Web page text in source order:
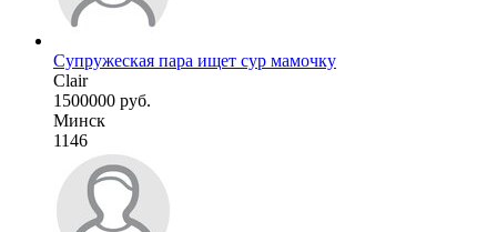
Супружеская пара ищет сур мамочку
Clair
1500000 руб.
Минск
1146